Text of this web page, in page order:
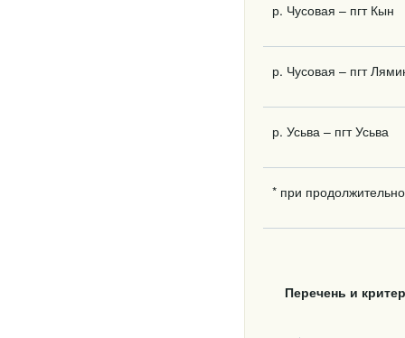
р. Чусовая – пгт Кын
р. Чусовая – пгт
р. Усьва – пгт Усьва
* при
Перечень и